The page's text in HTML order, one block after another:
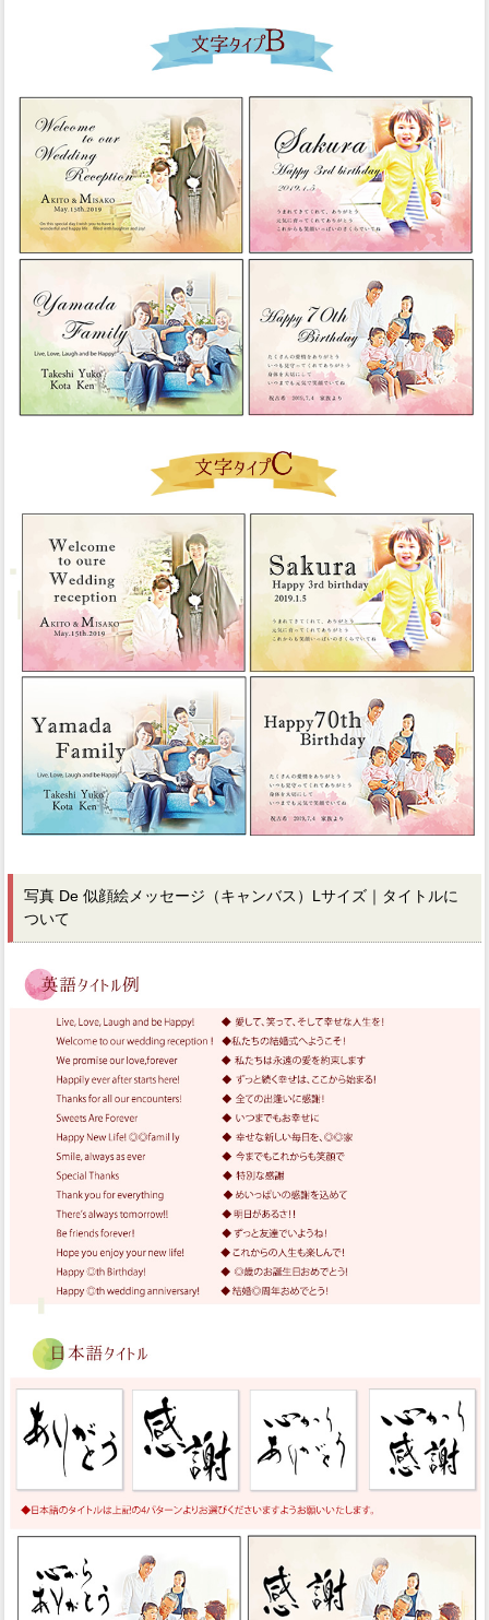
写真 De 似顔絵メッセージ（キャンバス）Lサイズ｜タイトルに
ついて